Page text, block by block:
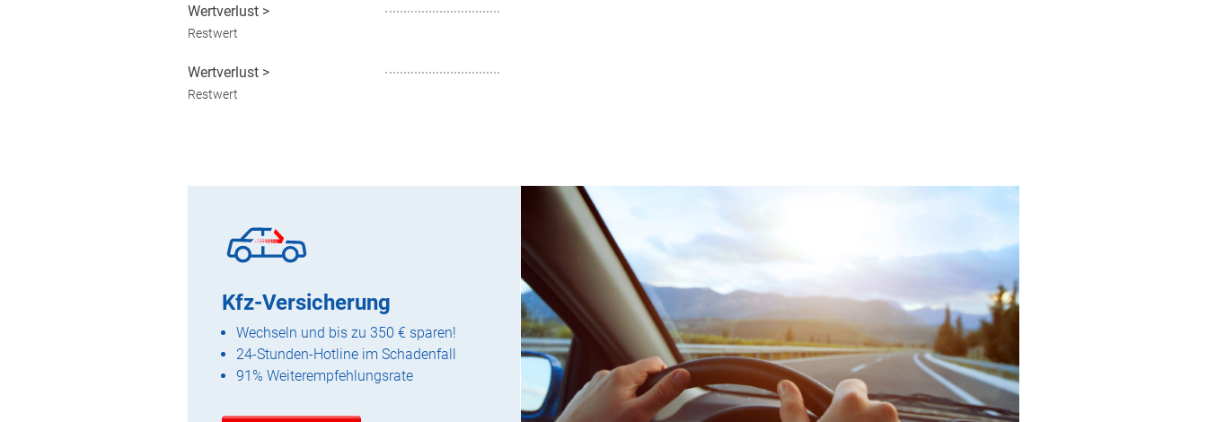
Wertverlust >
Restwert
Wertverlust >
Restwert
Kfz-Versicherung
Wechseln und bis zu 350 € sparen!
24-Stunden-Hotline im Schadenfall
91% Weiterempfehlungsrate